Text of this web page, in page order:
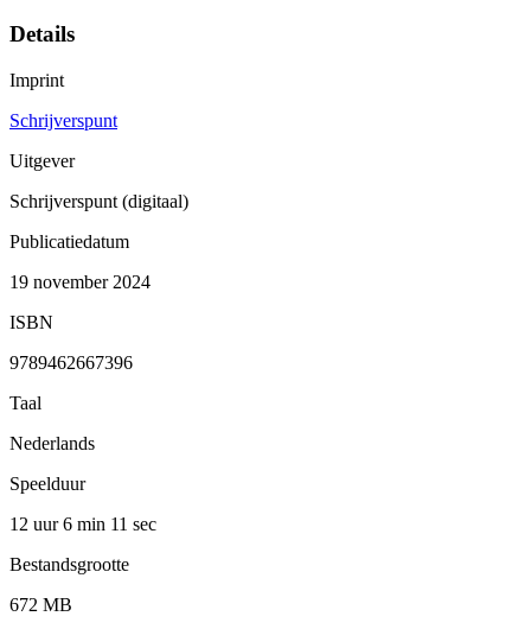
Details
Imprint
Schrijverspunt
Uitgever
Schrijverspunt (digitaal)
Publicatiedatum
19 november 2024
ISBN
9789462667396
Taal
Nederlands
Speelduur
12 uur 6 min 11 sec
Bestandsgrootte
672 MB